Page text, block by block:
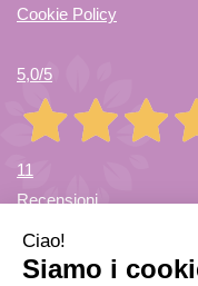
Cookie Policy
5,0/5
11
Recensioni